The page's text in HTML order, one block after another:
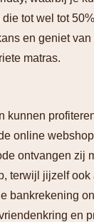
tot wel tot
en geniet
matras.
kunnen
online
ontvangen zij
terwijl jijzelf ook
bankrekening
en